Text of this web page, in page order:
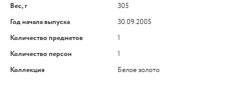
Вес, г
305
Год начала выпуска
30.09.2005
Количество предметов
1
Количество персон
1
Коллекция
Белое золото